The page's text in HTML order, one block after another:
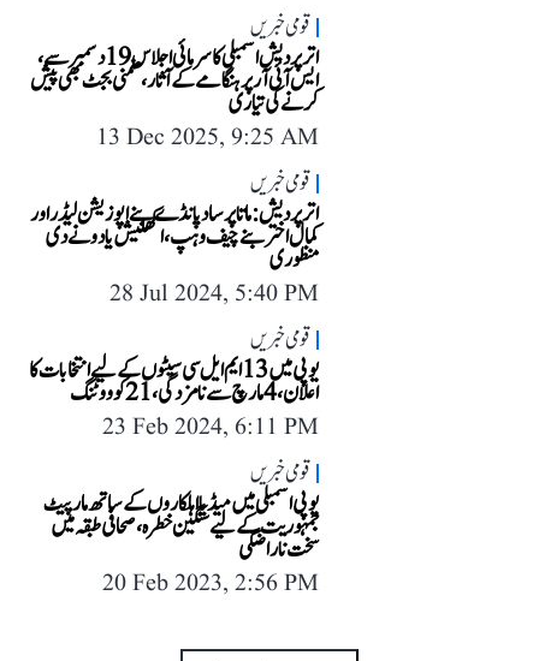
قومی خبریں
اتر پردیش اسمبلی کا سرمائی اجلاس 19 دسمبر سے،
ایس آئی آر پر ہنگامے کے آثار، ضمنی بجٹ بھی پیش
کرنے کی تیاری
13 Dec 2025, 9:25 AM
قومی خبریں
اتر پردیش: ماتا پرساد پانڈے بنے اپوزیشن لیڈر اور
کمال اختر بنے چیف وہپ، اکھلیش یادو نے دی
منظوری
28 Jul 2024, 5:40 PM
قومی خبریں
یوپی میں 13 ایم ایل سی سیٹوں کے لیے انتخابات کا
اعلان، 4 مارچ سے نامزدگی، 21 کو ووٹنگ
23 Feb 2024, 6:11 PM
قومی خبریں
یوپی اسمبلی میں میڈیا اہلکاروں کے ساتھ مار پیٹ
جمہوریت کے لیے سنگین خطرہ، صحافی طبقہ میں
سخت ناراضگی
20 Feb 2023, 2:56 PM